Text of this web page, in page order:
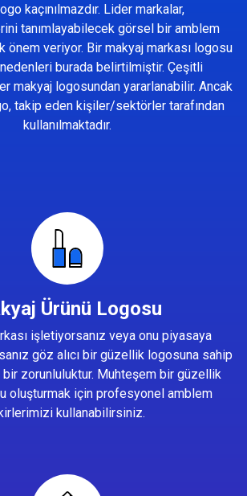
kaçınılmazdır. Lider markalar,
tanımlayabilecek görsel bir amblem
önem veriyor. Bir makyaj markası logosu
nedenleri burada belirtilmiştir. Çeşitli
makyaj logosundan yararlanabilir. Ancak
takip eden kişiler/sektörler tarafından
kullanılmaktadır.
Ürünü Logosu
işletiyorsanız veya onu piyasaya
göz alıcı bir güzellik logosuna sahip
zorunluluktur. Muhteşem bir güzellik
oluşturmak için profesyonel amblem
kullanabilirsiniz.